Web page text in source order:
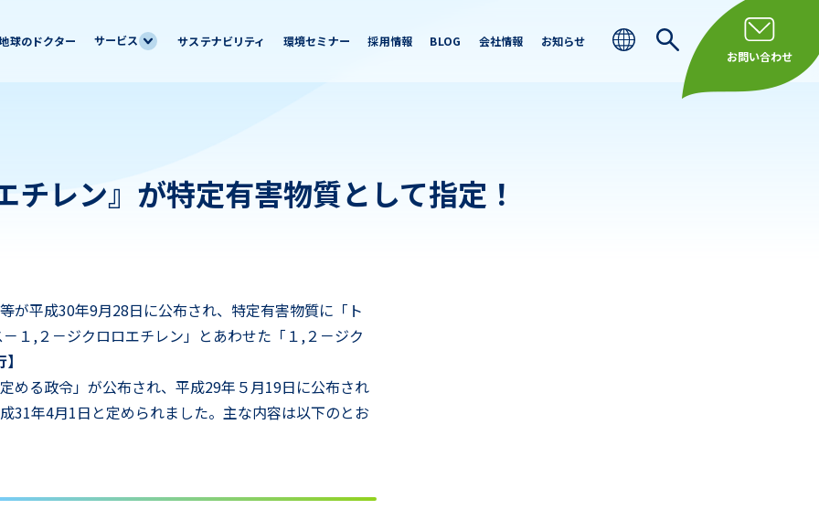
球のドクター サービス サステナビリティ 環境セミナー 採用情報 BLOG 会社情報
お知らせ
お問い合わせ
チレン』が特定有害物質として指定！
平成30年9月28日に公布され、特定有害物質に「ト
１,２－ジクロロエチレン」とあわせた「１,２－ジク
る政令」が公布され、平成29年５月19日に公布され
31年4月1日と定められました。主な内容は以下のとお